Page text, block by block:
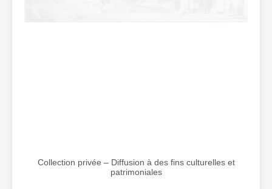
Collection privée – Diffusion à des fins culturelles et
patrimoniales